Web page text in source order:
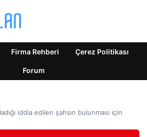
Firma Rehberi Çerez Politikası
Forum
iddia edilen şahsın bulunması için